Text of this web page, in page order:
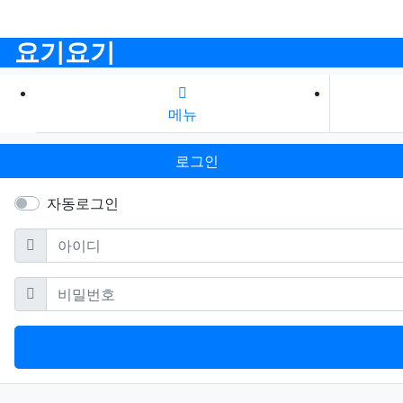
요기요기
메뉴
로그인
자동로그인
아이디
필수
비밀번호필수